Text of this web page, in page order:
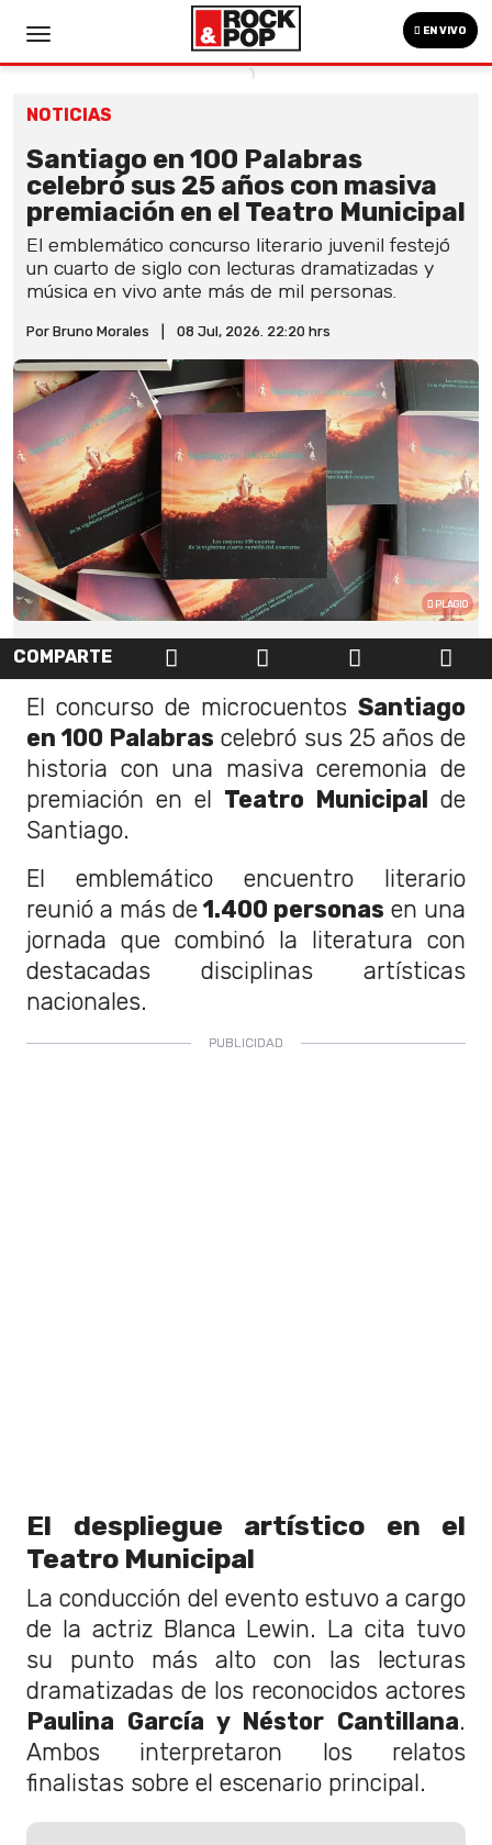
EN VIVO
NOTICIAS
Santiago en 100 Palabras
celebró sus 25 años con masiva
premiación en el Teatro Municipal
El emblemático concurso literario juvenil festejó
un cuarto de siglo con lecturas dramatizadas y
música en vivo ante más de mil personas.
Por Bruno Morales 08 Jul, 2026. 22:20 hrs
PLAGIO
COMPARTE
El concurso de microcuentos Santiago
en 100 Palabras celebró sus 25 años de
historia con una masiva ceremonia de
premiación en el Teatro Municipal de
Santiago.
El emblemático encuentro literario
reunió a más de1.400 personas en una
jornada que combinó la literatura con
destacadas disciplinas artísticas
nacionales.
El despliegue artístico en el
Teatro Municipal
La conducción del evento estuvo a cargo
de la actriz Blanca Lewin. La cita tuvo
su punto más alto con las lecturas
dramatizadas de los reconocidos actores
Paulina García y Néstor Cantillana.
Ambos interpretaron los relatos
finalistas sobre el escenario principal.